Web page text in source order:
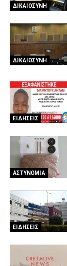
ΔΙΚΑΙΟΣΥΝΗ
ΔΙΚΑΙΟΣΥΝΗ
ΕΙΔΗΣΕΙΣ
ΑΣΤΥΝΟΜΙΑ
ΕΙΔΗΣΕΙΣ